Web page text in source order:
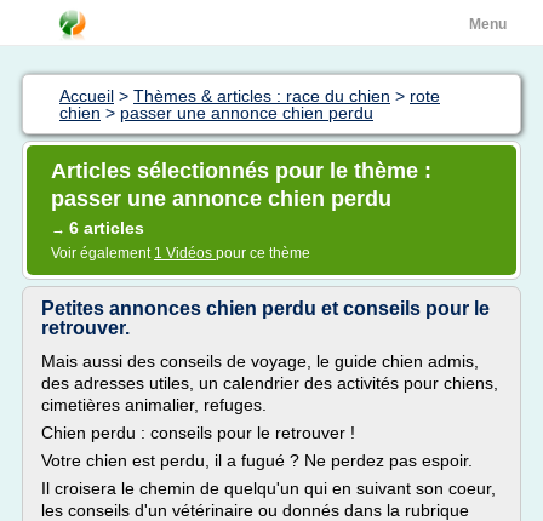
Menu
Accueil > Thèmes & articles : race du chien > rote
chien > passer une annonce chien perdu
Articles sélectionnés pour le thème :
passer une annonce chien perdu
→ 6 articles
Voir également 1 Vidéos pour ce thème
Petites annonces chien perdu et conseils pour le
retrouver.
Mais aussi des conseils de voyage, le guide chien admis,
des adresses utiles, un calendrier des activités pour chiens,
cimetières animalier, refuges.
Chien perdu : conseils pour le retrouver !
Votre chien est perdu, il a fugué ? Ne perdez pas espoir.
Il croisera le chemin de quelqu'un qui en suivant son coeur,
les conseils d'un vétérinaire ou donnés dans la rubrique